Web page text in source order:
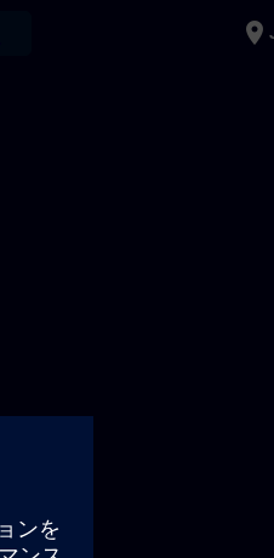
place